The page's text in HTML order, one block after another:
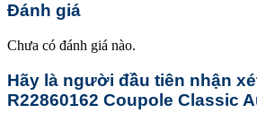
Đánh giá
Chưa có đánh giá nào.
Hãy là người đầu tiên nhận
R22860162 Coupole Classic